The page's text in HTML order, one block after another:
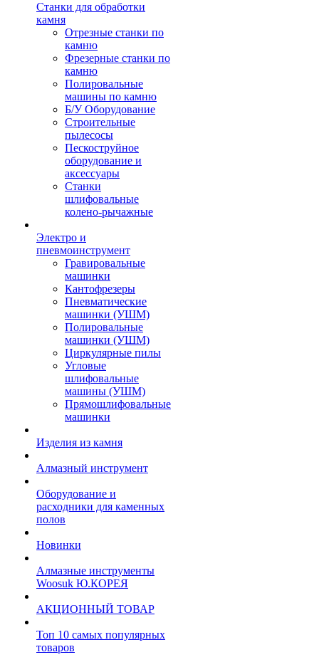
Станки для обработки
камня
Отрезные станки по
камню
Фрезерные станки по
камню
Полировальные
машины по камню
Б/У Оборудование
Строительные
пылесосы
Пескоструйное
оборудование и
аксессуары
Станки
шлифовальные
колено-рычажные
Электро и
пневмоинструмент
Гравировальные
машинки
Кантофрезеры
Пневматические
машинки (УШМ)
Полировальные
машинки (УШМ)
Циркулярные пилы
Угловые
шлифовальные
машины (УШМ)
Прямошлифовальные
машинки
Изделия из камня
Алмазный инструмент
Оборудование и
расходники для каменных
полов
Новинки
Алмазные инструменты
Woosuk Ю.КОРЕЯ
АКЦИОННЫЙ ТОВАР
Топ 10 самых популярных
товаров